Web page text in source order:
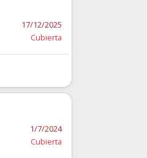
17/12/2025
Cubierta
1/7/2024
Cubierta